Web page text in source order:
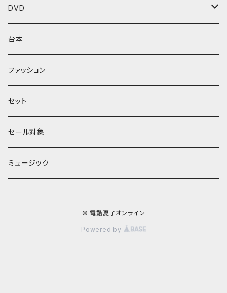
DVD
Performenシリーズ
館シリーズ
ЖeНoрмаnシリーズ
台本
ファッション
セット
セール対象
ミュージック
© 電動夏子オンライン
Powered by